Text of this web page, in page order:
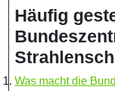
Häufig
Was macht die